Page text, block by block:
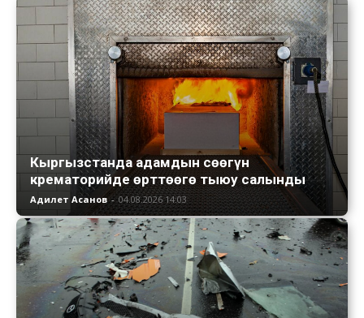
Кыргызстанда адамдын сөөгүн
крематорийде өрттөөгө тыюу салынды
Адилет Асанов - 04.08.2026 14:03